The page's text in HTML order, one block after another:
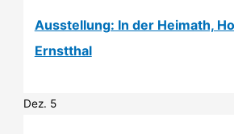
Ausstellung: In der Heimath,
Ernstthal
Dez. 5